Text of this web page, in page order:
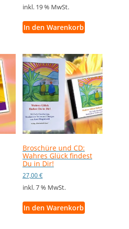
inkl. 19 % MwSt.
In den Warenkorb
Broschüre und CD:
Wahres Glück findest
Du in Dir!
27,00€
inkl. 7 % MwSt.
In den Warenkorb